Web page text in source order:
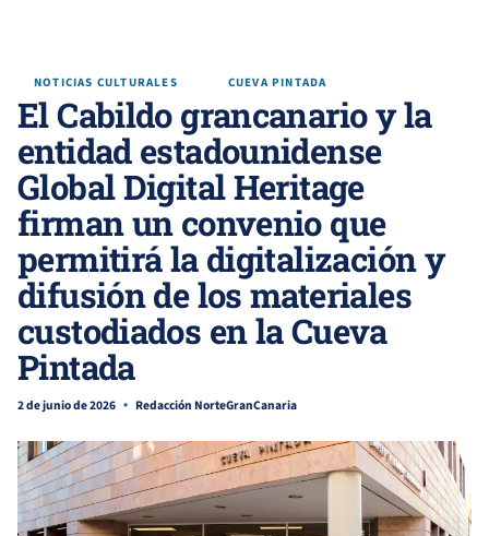
NOTICIAS CULTURALES CUEVA PINTADA
El Cabildo grancanario y la
entidad estadounidense
Global Digital Heritage
firman un convenio que
permitirá la digitalización y
difusión de los materiales
custodiados en la Cueva
Pintada
2 de junio de 2026 Redacción NorteGranCanaria